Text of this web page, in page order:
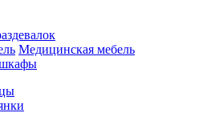
Медицинская мебель